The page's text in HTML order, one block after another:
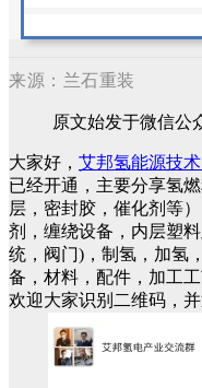
来源：兰石重装
原文始发于微信公
大家好， 艾邦氢能源技术
已经开通，主要分享氢
层，密封胶，催化剂等
剂，缠绕设备，内层塑
统，阀门)，制氢，加氢
备，材料，配件，加工
欢迎大家识别二维码，